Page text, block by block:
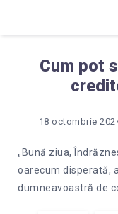
Cum pot
18 octombrie
„Bună ziua,
oarecum disperată,
dumneavoastră de